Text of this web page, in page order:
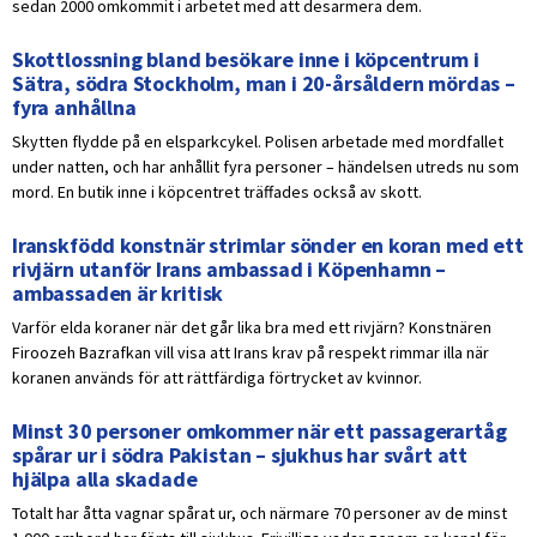
sedan 2000 omkommit i arbetet med att desarmera dem.
Skottlossning bland besökare inne i köpcentrum i
Sätra, södra Stockholm, man i 20-årsåldern mördas –
fyra anhållna
Skytten flydde på en elsparkcykel. Polisen arbetade med mordfallet
under natten, och har anhållit fyra personer – händelsen utreds nu som
mord. En butik inne i köpcentret träffades också av skott.
Iranskfödd konstnär strimlar sönder en koran med ett
rivjärn utanför Irans ambassad i Köpenhamn –
ambassaden är kritisk
Varför elda koraner när det går lika bra med ett rivjärn? Konstnären
Firoozeh Bazrafkan vill visa att Irans krav på respekt rimmar illa när
koranen används för att rättfärdiga förtrycket av kvinnor.
Minst 30 personer omkommer när ett passagerartåg
spårar ur i södra Pakistan – sjukhus har svårt att
hjälpa alla skadade
Totalt har åtta vagnar spårat ur, och närmare 70 personer av de minst